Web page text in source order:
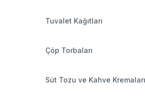
Tuvalet Kağıtları
Çöp Torbaları
Süt Tozu ve Kahve Kremaları